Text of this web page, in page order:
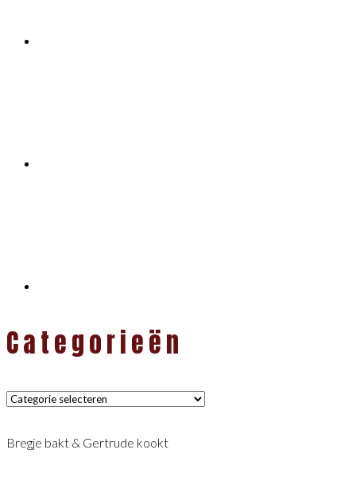
Categorieën
Categorieën
Bregje bakt & Gertrude kookt